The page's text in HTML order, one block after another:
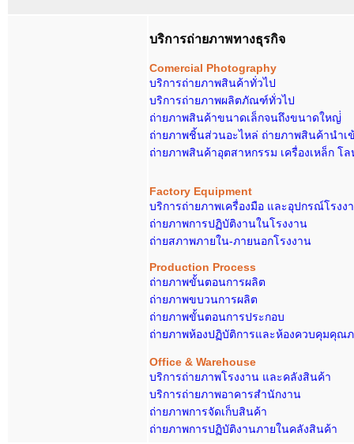
บริการถ่ายภาพทางธุรกิจ
Comercial Photography
บริการถ่ายภาพสินค้าทั่วไป
บริการถ่ายภาพผลิตภัณฑ์ทั่วไป
ถ่ายภาพสินค้าขนาดเล็กจนถึงขนาดใหญ่่
ถ่ายภาพชิ้นส่วนอะไหล่ ถ่ายภาพสินค้านำเ
ถ่ายภาพสินค้าอุตสาหกรรม เครื่องเหล็ก โล
Factory Equipment
บริการถ่ายภาพเครื่องมือ และอุปกรณ์โรงง
ถ่ายภาพการปฏิบัติงานในโรงงาน
ถ่ายสภาพภายใน-ภายนอกโรงงาน
Production Process
ถ่ายภาพขั้นตอนการผลิต
ถ่ายภาพขบวนการผลิต
ถ่ายภาพขั้นตอนการประกอบ
ถ่ายภาพห้องปฏิบัติการและห้องควบคุมคุณ
Office & Warehouse
บริการถ่ายภาพโรงงาน และคลังสินค้า
บริการถ่ายภาพอาคารสำนักงาน
ถ่ายภาพการจัดเก็บสินค้า
ถ่ายภาพการปฏิบัติงานภายในคลังสินค้า